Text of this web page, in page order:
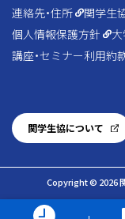
連絡先・住所 関学生
個人情報保護方針
講座・セミナー利用約
関学生協について
Copyright © 2026